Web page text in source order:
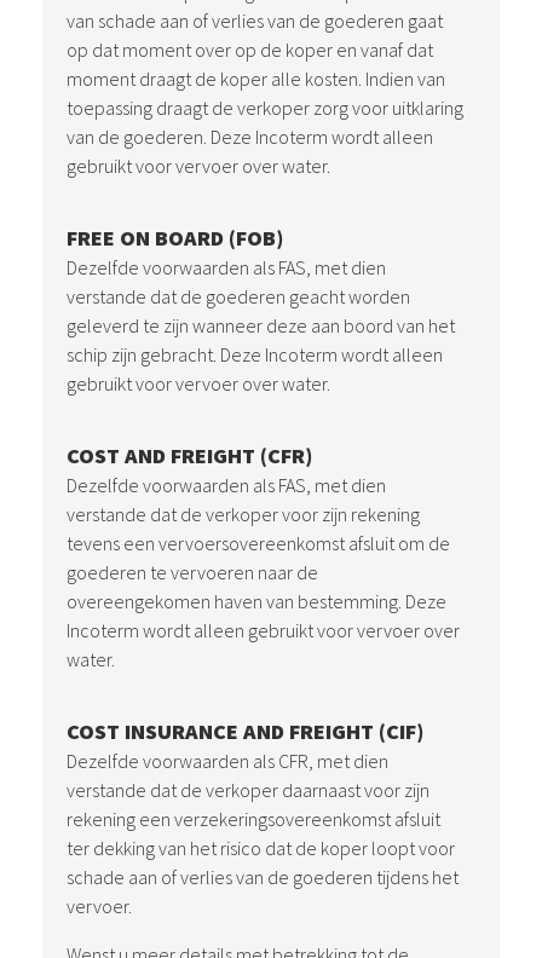
van schade aan of verlies van de goederen gaat
op dat moment over op de koper en vanaf dat
moment draagt de koper alle kosten. Indien van
toepassing draagt de verkoper zorg voor uitklaring
van de goederen. Deze Incoterm wordt alleen
gebruikt voor vervoer over water.
FREE ON BOARD (FOB)
Dezelfde voorwaarden als FAS, met dien
verstande dat de goederen geacht worden
geleverd te zijn wanneer deze aan boord van het
schip zijn gebracht. Deze Incoterm wordt alleen
gebruikt voor vervoer over water.
COST AND FREIGHT (CFR)
Dezelfde voorwaarden als FAS, met dien
verstande dat de verkoper voor zijn rekening
tevens een vervoersovereenkomst afsluit om de
goederen te vervoeren naar de
overeengekomen haven van bestemming. Deze
Incoterm wordt alleen gebruikt voor vervoer over
water.
COST INSURANCE AND FREIGHT (CIF)
Dezelfde voorwaarden als CFR, met dien
verstande dat de verkoper daarnaast voor zijn
rekening een verzekeringsovereenkomst afsluit
ter dekking van het risico dat de koper loopt voor
schade aan of verlies van de goederen tijdens het
vervoer.